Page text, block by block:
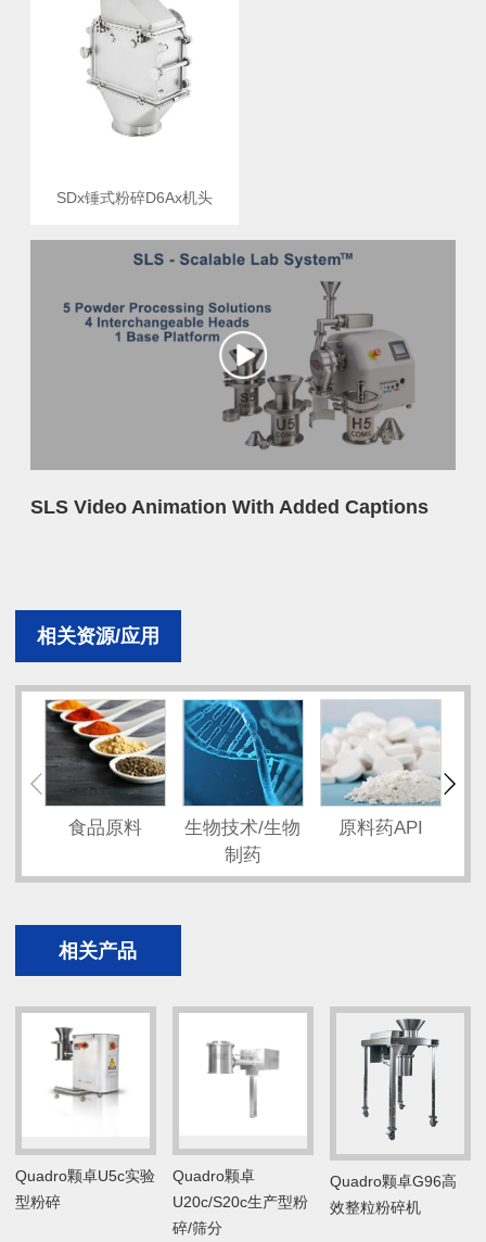
SDx锤式粉碎D6Ax机头
SLS Video Animation With Added Captions
相关资源/应用
食品原料
生物技术/生物
制药
原料药API
相关产品
Quadro颗卓U5c实验
型粉碎
Quadro颗卓
U20c/S20c生产型粉
碎/筛分
Quadro颗卓G96高
效整粒粉碎机